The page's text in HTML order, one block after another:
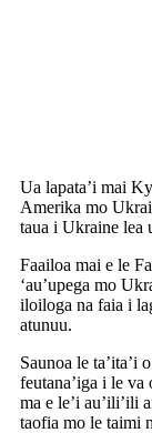
Ua lapata’i mai
Amerika mo
taua i Ukraine lea
Faailoa mai e le
‘au’upega mo
iloiloga na faia i
atunuu.
Saunoa le
feutana’iga i le va
ma e le’i au’ili’ili
taofia mo le taimi